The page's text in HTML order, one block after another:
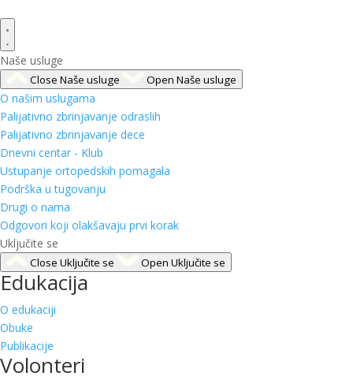
Naše usluge
Close Naše usluge Open Naše usluge
O našim uslugama
Palijativno zbrinjavanje odraslih
Palijativno zbrinjavanje dece
Dnevni centar - Klub
Ustupanje ortopedskih pomagala
Podrška u tugovanju
Drugi o nama
Odgovori koji olakšavaju prvi korak
Uključite se
Close Uključite se Open Uključite se
Edukacija
O edukaciji
Obuke
Publikacije
Volonteri